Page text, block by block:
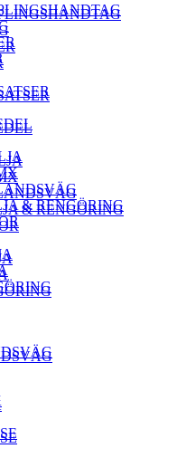
& RENGÖRING
& RENGÖRING